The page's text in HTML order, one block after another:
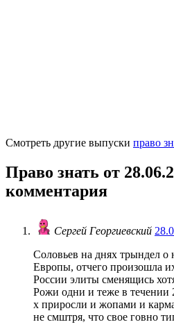
Смотреть другие выпуски право
Право знать от
комментария
Сергей Георгиевский
Соловьев на днях трындел о
Европы, отчего произошла
России элиты сменящись
Рожи одни и теже в течении
х приросли и жопами и
не смштря, что свое говно